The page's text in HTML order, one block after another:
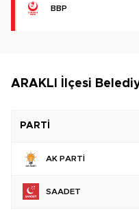
BBP
ARAKLI İlçesi
PARTİ
AK PARTİ
SAADET